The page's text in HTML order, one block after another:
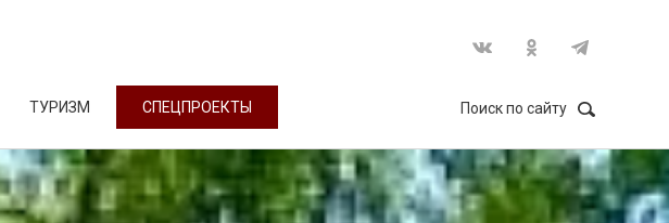
ТУРИЗМ СПЕЦПРОЕКТЫ Поиск по сайту